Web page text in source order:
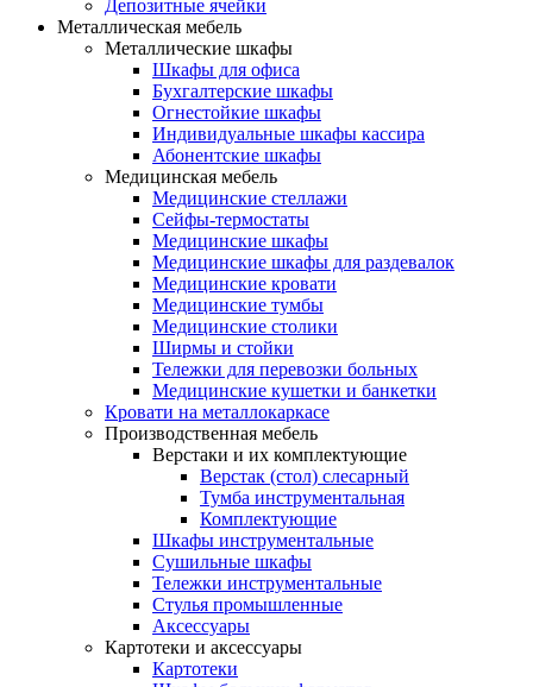
Депозитные ячейки
Металлическая мебель
Металлические шкафы
Шкафы для офиса
Бухгалтерские шкафы
Огнестойкие шкафы
Индивидуальные шкафы кассира
Абонентские шкафы
Медицинская мебель
Медицинские стеллажи
Сейфы-термостаты
Медицинские шкафы
Медицинские шкафы для раздевалок
Медицинские кровати
Медицинские тумбы
Медицинские столики
Ширмы и стойки
Тележки для перевозки больных
Медицинские кушетки и банкетки
Кровати на металлокаркасе
Производственная мебель
Верстаки и их комплектующие
Верстак (стол) слесарный
Тумба инструментальная
Комплектующие
Шкафы инструментальные
Сушильные шкафы
Тележки инструментальные
Стулья промышленные
Аксессуары
Картотеки и аксессуары
Картотеки